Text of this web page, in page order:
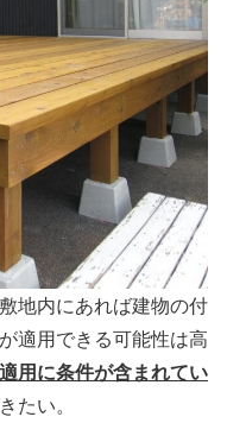
地内にあれば建物の付
適用できる可能性は高
用に条件が含まれてい
たい。